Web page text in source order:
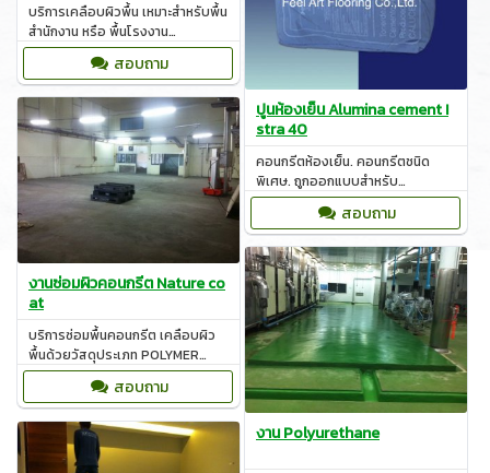
บริการเคลือบผิวพื้น เหมาะสำหรับพื้น
สำนักงาน หรือ พื้นโรงงาน
อุตสาหกรรมที่ต้องการความสะอาด
สอบถาม
ปูนห้องเย็น Alumina cement I
stra 40
คอนกรีตห้องเย็น. คอนกรีตชนิด
พิเศษ. ถูกออกแบบสำหรับ
โครงสร้างที่ต้องสัมผัสกับอุณหภูมิที่
ต่ำกว่าจุดเยือกแข็งสอบถาม
งานซ่อมผิวคอนกรีต Nature co
at
บริการซ่อมพื้นคอนกรีต เคลือบผิว
พื้นด้วยวัสดุประเภท POLYMER
BASE และ CEMENT BASE งาน
คอนกรีตห้องเย็นสอบถาม
งาน Polyurethane